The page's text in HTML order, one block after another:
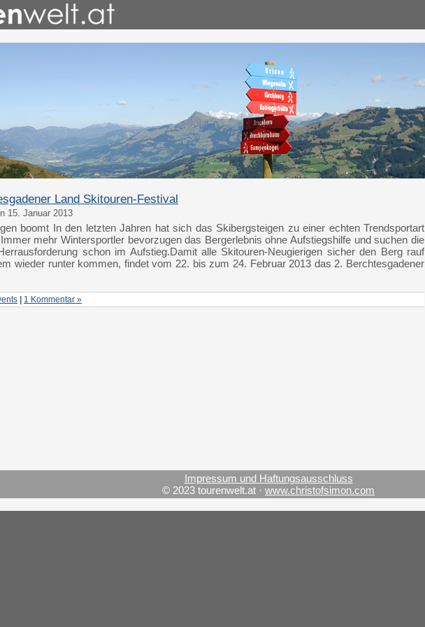
Land Skitouren-Festival
15. Januar 2013
boomt In den letzten Jahren hat sich das Skibergsteigen zu einer echten Trendsportart
mehr Wintersportler bevorzugen das Bergerlebnis ohne Aufstiegshilfe und suchen die
schon im Aufstieg.Damit alle Skitouren-Neugierigen sicher den Berg rauf
wieder runter kommen, findet vom 22. bis zum 24. Februar 2013 das 2. Berchtesgadener
1 Kommentar »
Impressum und Haftungsausschluss
© 2023 tourenwelt.at · www.christofsimon.com